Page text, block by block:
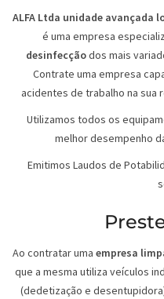
ALFA Ltda unidade avançada
é uma empresa
desinfecçãodos mais
Contrate uma empresa
acidentes de trabalho na sua
Utilizamos todos os
melhor desempenho
Emitimos Laudos de
Ao contratar uma empresa
que a mesma utiliza veículos
(dedetização e